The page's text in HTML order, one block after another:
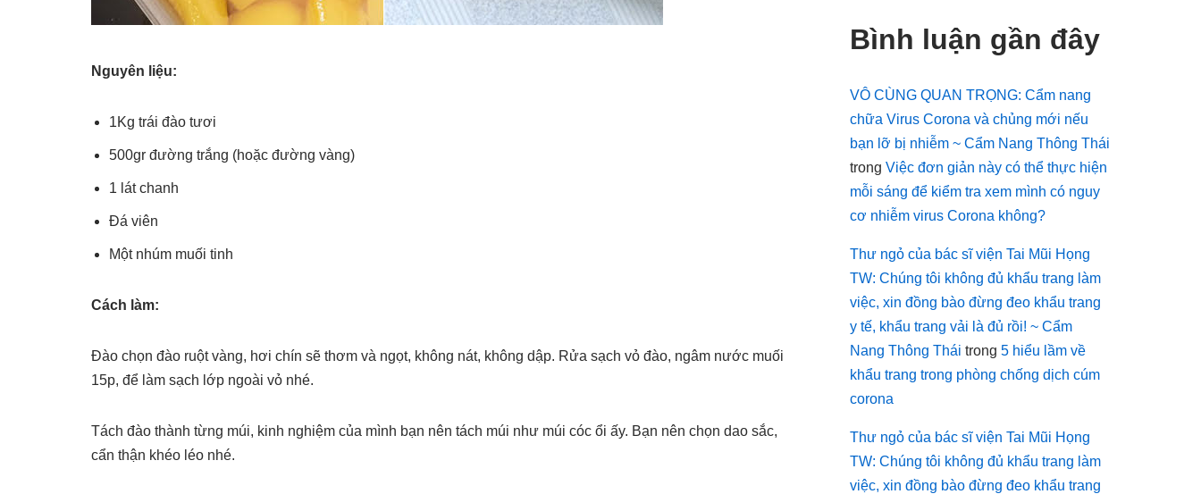
Nguyên liệu:
1Kg trái đào tươi
500gr đường trắng (hoặc đường vàng)
1 lát chanh
Đá viên
Một nhúm muối tinh
Cách làm:
Đào chọn đào ruột vàng, hơi chín sẽ thơm và ngọt, không nát, không dập. Rửa sạch vỏ đào, ngâm nước muối
15p, để làm sạch lớp ngoài vỏ nhé.
Tách đào thành từng múi, kinh nghiệm của mình bạn nên tách múi như múi cóc ổi ấy. Bạn nên chọn dao sắc,
cẩn thận khéo léo nhé.
Bình luận gần đây
VÔ CÙNG QUAN TRỌNG: Cẩm nang
chữa Virus Corona và chủng mới nếu
bạn lỡ bị nhiễm ~ Cẩm Nang Thông Thái
trong Việc đơn giản này có thể thực hiện
mỗi sáng để kiểm tra xem mình có nguy
cơ nhiễm virus Corona không?
Thư ngỏ của bác sĩ viện Tai Mũi Họng
TW: Chúng tôi không đủ khẩu trang làm
việc, xin đồng bào đừng đeo khẩu trang
y tế, khẩu trang vải là đủ rồi! ~ Cẩm
Nang Thông Thái trong 5 hiểu lầm về
khẩu trang trong phòng chống dịch cúm
corona
Thư ngỏ của bác sĩ viện Tai Mũi Họng
TW: Chúng tôi không đủ khẩu trang làm
việc, xin đồng bào đừng đeo khẩu trang